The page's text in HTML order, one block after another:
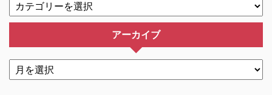
アーカイブ